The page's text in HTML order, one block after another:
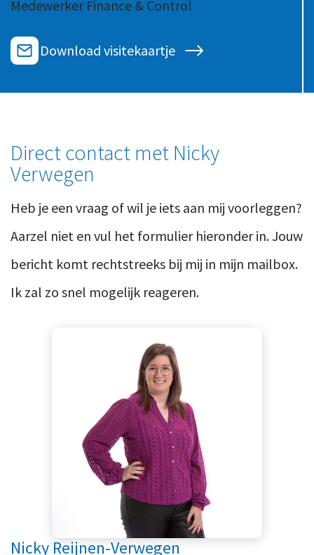
Werken bij
Veilig bestanden delen
Inloggen
Informatiebeveiliging en privacy
Strategie en bedrijfsinrichting
Ons team
Werken-bij
Bedrijfsgeschiedenis
Medewerker Finance & Control
Download visitekaartje
Direct contact met Nicky
Verwegen
Heb je een vraag of wil je iets aan mij voorleggen?
Aarzel niet en vul het formulier hieronder in. Jouw
bericht komt rechtstreeks bij mij in mijn mailbox.
Ik zal zo snel mogelijk reageren.
Nicky Reijnen-Verwegen